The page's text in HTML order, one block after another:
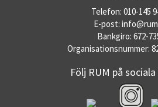
Telefon: 010-145
E-post:
Bankgiro: 672-
Organisationsnummer:
Följ RUM på